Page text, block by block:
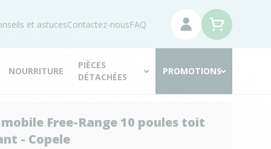
et astucesContactez-nousFAQ
NOURRITURE
PIÈCES
DÉTACHÉES
PROMOTIONS
Free-Range 10 poules toit
- Copele